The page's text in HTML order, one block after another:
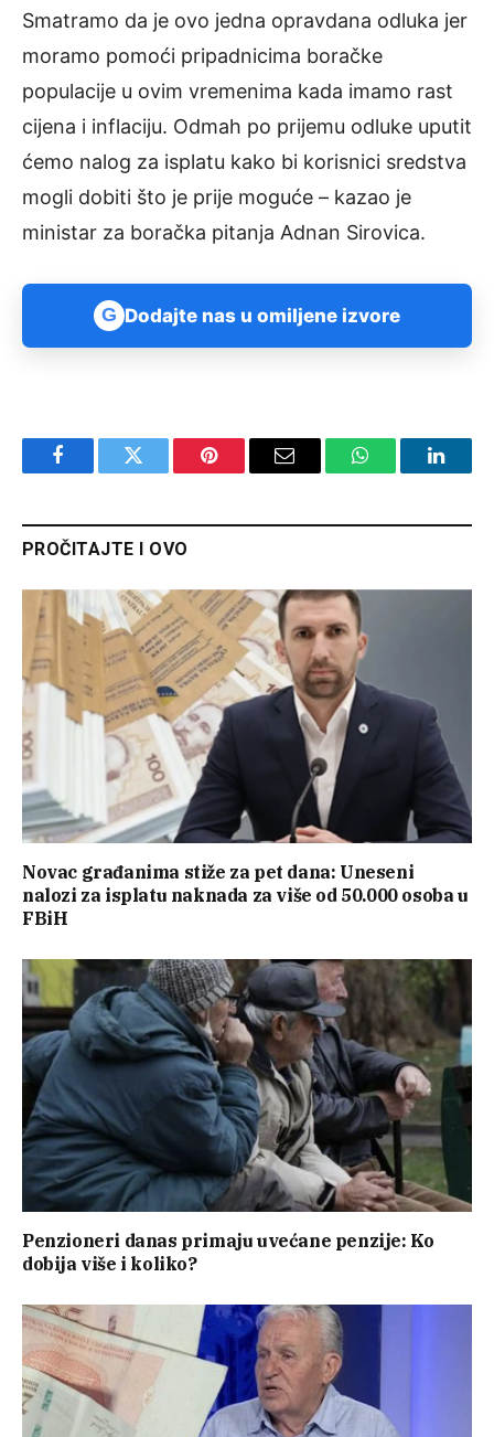
Smatramo da je ovo jedna opravdana odluka jer
moramo pomoći pripadnicima boračke
populacije u ovim vremenima kada imamo rast
cijena i inflaciju. Odmah po prijemu odluke uputit
ćemo nalog za isplatu kako bi korisnici sredstva
mogli dobiti što je prije moguće – kazao je
ministar za boračka pitanja Adnan Sirovica.
G Dodajte nas u omiljene izvore
FacebookTwitter Pinterest Email WhatsApp
PROČITAJTE I OVO
Novac građanima stiže za pet dana: Uneseni
nalozi za isplatu naknada za više od 50.000 osoba u
FBiH
Penzioneri danas primaju uvećane penzije: Ko
dobija više i koliko?